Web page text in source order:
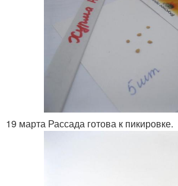
19 марта Рассада готова к пикировке.